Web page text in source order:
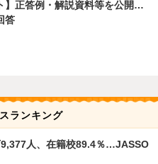
】正答例・解説資料等を公開…
答
ランキング
9,377人、在籍校89.4％…JASSO